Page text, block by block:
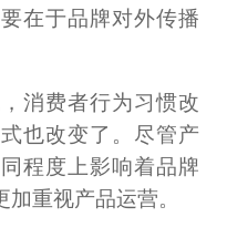
在于品牌对外传播
消费者行为习惯改
也改变了。尽管产
程度上影响着品牌
重视产品运营。